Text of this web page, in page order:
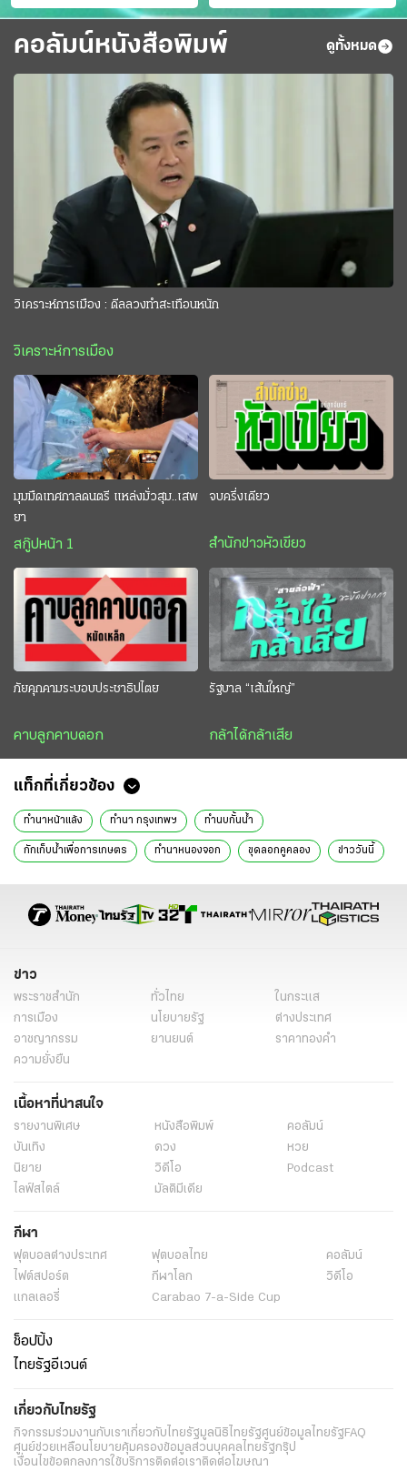
ยา
ต้นทางโกงสอบฉาว
คอลัมน์หนังสือพิมพ์ ดูทั้งหมด
วิเคราะห์การเมือง : ดีลลวงทำสะเทือนหนัก
วิเคราะห์การเมือง
มุมมืดเทศกาลดนตรี แหล่งมั่วสุม..เสพ
ยา
สกู๊ปหน้า 1
จบครึ่งเดียว
สำนักข่าวหัวเขียว
ภัยคุกคามระบอบประชาธิปไตย
คาบลูกคาบดอก
รัฐบาล “เส้นใหญ่”
กล้าได้กล้าเสีย
แท็กที่เกี่ยวข้อง
ทำนาหน้าแล้ง ทำนา กรุงเทพฯ ทำนบกั้นน้ำ
กักเก็บน้ำเพื่อการเกษตร ทำนาหนองจอก ขุดลอกคูคลอง ข่าววันนี้
ข่าว
พระราชสำนัก ทั่วไทย
ในกระแส
การเมือง
นโยบายรัฐ
ต่างประเทศ
อาชญากรรม
ยานยนต์
ราคาทองคำ
ความยั่งยืน
เนื้อหาที่น่าสนใจ
รายงานพิเศษ หนังสือพิมพ์
คอลัมน์
บันเทิง
ดวง
หวย
นิยาย
วิดีโอ
Podcast
ไลฟ์สไตล์
มัลติมีเดีย
กีฬา
ฟุตบอลต่่างประเทศ ฟุตบอลไทย
คอลัมน์
ไฟต์สปอร์ต
กีฬาโลก
วิดีโอ
แกลเลอรี่
Carabao 7-a-Side Cup
ช็อปปิ้ง
ไทยรัฐอีเวนต์
เกี่ยวกับไทยรัฐ
กิจกรรมร่วมงานกับเราเกี่ยวกับไทยรัฐมูลนิธิไทยรัฐศูนย์ข้อมูลไทยรัฐFAQ
ศูนย์ช่วยเหลือนโยบายคุ้มครองข้อมูลส่วนบุคคลไทยรัฐกรุ๊ป
เงื่อนไขข้อตกลงการใช้บริการติดต่อเราติดต่อโฆษณา